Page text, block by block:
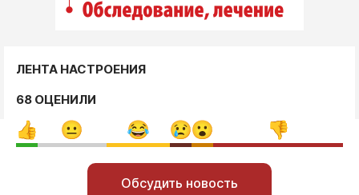
ЛЕНТА НАСТРОЕНИЯ
68 ОЦЕНИЛИ
Обсудить новость